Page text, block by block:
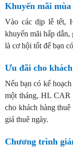
Khuyến mãi mùa
Vào các dịp lễ tết,
khuyến mãi hấp
là cơ hội tốt để bạn
Ưu đãi cho
Nếu bạn có kế
một tháng, HL CAR
cho khách hàng
giá thuê ngày.
Chương trình